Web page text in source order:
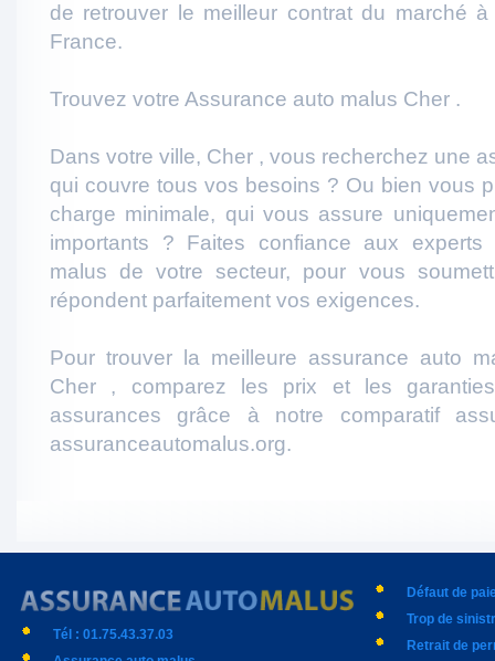
de retrouver le meilleur contrat du marché
France.
Trouvez votre Assurance auto malus Cher .
Dans votre ville, Cher , vous recherchez une
qui couvre tous vos besoins ? Ou bien vous
charge minimale, qui vous assure
importants ? Faites confiance aux
malus de votre secteur, pour vous
répondent parfaitement vos exigences.
Pour trouver la meilleure assurance auto
Cher , comparez les prix et les
assurances grâce à notre comparatif
assuranceautomalus.org.
Tél : 01.75.43.37.03
Défaut de
Trop de
Retrait de